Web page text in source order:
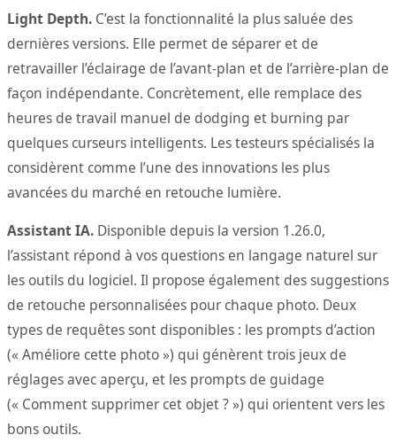
Light Depth. C’est la fonctionnalité la plus saluée des
dernières versions. Elle permet de séparer et de
retravailler l’éclairage de l’avant-plan et de l’arrière-plan de
façon indépendante. Concrètement, elle remplace des
heures de travail manuel de dodging et burning par
quelques curseurs intelligents. Les testeurs spécialisés la
considèrent comme l’une des innovations les plus
avancées du marché en retouche lumière.
Assistant IA. Disponible depuis la version 1.26.0,
l’assistant répond à vos questions en langage naturel sur
les outils du logiciel. Il propose également des suggestions
de retouche personnalisées pour chaque photo. Deux
types de requêtes sont disponibles : les prompts d’action
(« Améliore cette photo ») qui génèrent trois jeux de
réglages avec aperçu, et les prompts de guidage
(« Comment supprimer cet objet ? ») qui orientent vers les
bons outils.